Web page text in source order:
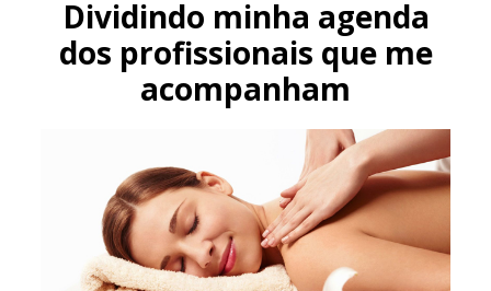
Dividindo minha agenda
dos profissionais que me
acompanham